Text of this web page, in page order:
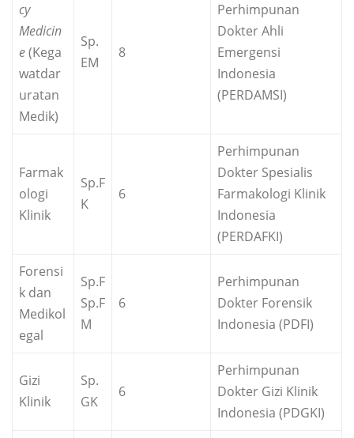
cy
Medicin
e(Kega
watdar
uratan
Medik)
Sp.
EM
8
Perhimpunan
Dokter Ahli
Emergensi
Indonesia
(PERDAMSI)
Farmak
ologi
Klinik
Sp.F
K
6
Perhimpunan
Dokter Spesialis
Farmakologi Klinik
Indonesia
(PERDAFKI)
Forensi
k dan
Medikol
egal
Sp.F
Sp.F
M
6
Perhimpunan
Dokter Forensik
Indonesia (PDFI)
Gizi
Klinik
Sp.
GK
6
Perhimpunan
Dokter Gizi Klinik
Indonesia (PDGKI)